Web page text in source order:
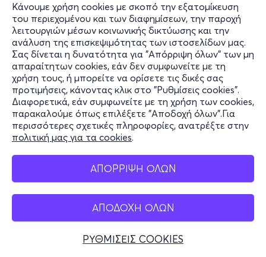
Κάνουμε χρήση cookies με σκοπό την εξατομίκευση
του περιεχομένου και των διαφημίσεων, την παροχή
λειτουργιών μέσων κοινωνικής δικτύωσης και την
ανάλυση της επισκεψιμότητας των ιστοσελίδων μας.
Σας δίνεται η δυνατότητα για "Απόρριψη όλων" των μη
απαραίτητων cookies, εάν δεν συμφωνείτε με τη
χρήση τους, ή μπορείτε να ορίσετε τις δικές σας
προτιμήσεις, κάνοντας κλικ στο "Ρυθμίσεις cookies".
Διαφορετικά, εάν συμφωνείτε με τη χρήση των cookies,
παρακαλούμε όπως επιλέξετε "Αποδοχή όλων".Για
περισσότερες σχετικές πληροφορίες, ανατρέξτε στην
πολιτική μας για τα cookies.
ΑΠΟΡΡΙΨΗ ΟΛΩΝ
ΑΠΟΔΟΧΗ ΟΛΩΝ
ΡΥΘΜΙΣΕΙΣ COOKIES